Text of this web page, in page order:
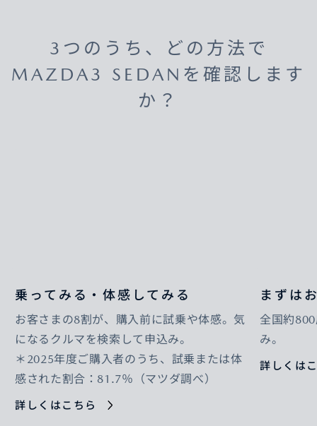
3つのうち、どの方法で
MAZDA3 SEDANを確認します
か？
乗ってみる・体感してみる
お客さまの8割が、購入前に試乗や体感。気
になるクルマを検索して申込み。
＊2025年度ご購入者のうち、試乗または体
感された割合：81.7％（マツダ調べ）
詳しくはこちら
まずは
全国約
み。
詳しくは